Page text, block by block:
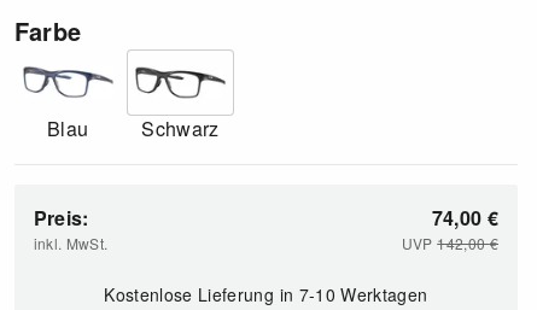
Farbe
Blau Schwarz
Preis:
inkl. MwSt.
74,00 €
UVP142,00€
Kostenlose Lieferung in 7-10 Werktagen